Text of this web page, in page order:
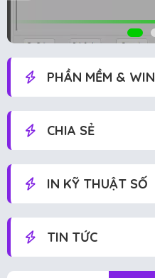
PHẦN MỀM & WIN
CHIA SẺ
IN KỸ THUẬT SỐ
TIN TỨC